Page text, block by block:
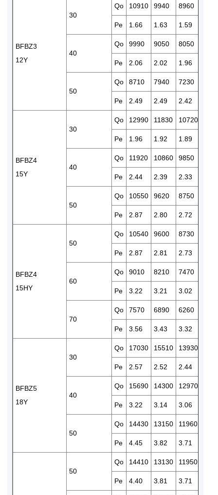
BFBZ3
12Y
30
Qo 10910 9940 8960
Pe 1.66 1.63 1.59
40
Qo 9990 9050 8050
Pe 2.06 2.02 1.96
50
Qo 8710 7940 7230
Pe 2.49 2.49 2.42
BFBZ4
15Y
30
Qo 12990 11830 10720
Pe 1.96 1.92 1.89
40
Qo 11920 10860 9850
Pe 2.44 2.39 2.33
50
Qo 10550 9620 8750
Pe 2.87 2.80 2.72
BFBZ4
15HY
50
Qo 10540 9600 8730
Pe 2.87 2.81 2.73
60
Qo 9010 8210 7470
Pe 3.22 3.21 3.02
70
Qo 7570 6890 6260
Pe 3.56 3.43 3.32
BFBZ5
18Y
30
Qo 17030 15510 13930
Pe 2.57 2.52 2.44
40
Qo 15690 14300 12970
Pe 3.22 3.14 3.06
50
Qo 14430 13150 11960
Pe 4.45 3.82 3.71
50
Qo 14410 13130 11950
Pe 4.40 3.81 3.71